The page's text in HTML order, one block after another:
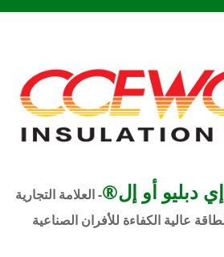
أو إل®- العلامة التجارية
عالية الكفاءة للأفران الصناعية